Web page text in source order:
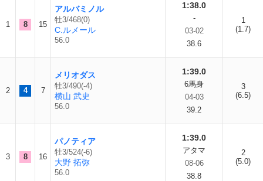
1 8 15
アルバミノル
牡3/468(0)
C.ルメール
56.0
1:38.0
-
03-02
38.6
1
(1.7)
2 4 7
メリオダス
牡3/490(-4)
横山 武史
56.0
1:39.0
6馬身
04-03
39.2
3
(6.5)
3 8 16
パノティア
牡3/524(-6)
大野 拓弥
56.0
1:39.0
アタマ
08-06
38.8
2
(5.0)